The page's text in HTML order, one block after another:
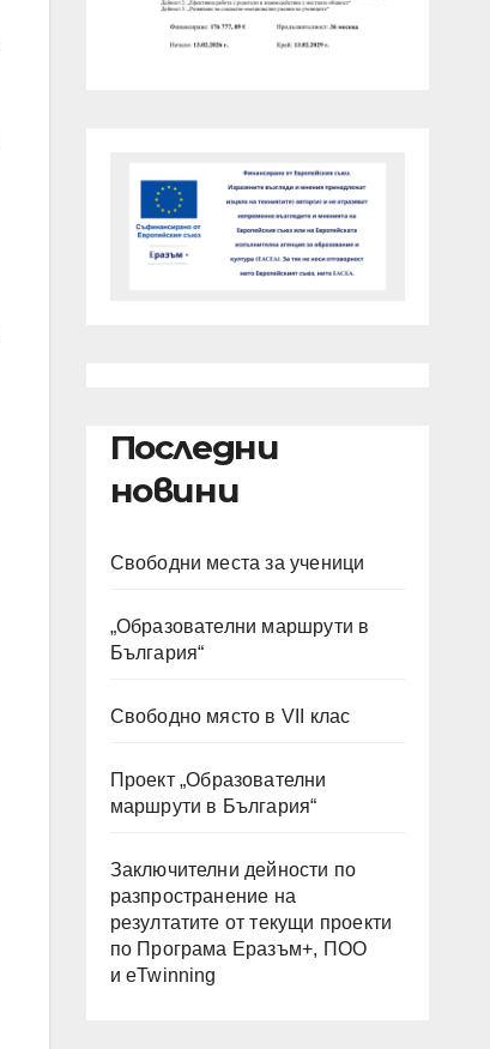
Последни
новини
Свободни места за ученици
„Образователни маршрути в
България“
Свободно място в VII клас
Проект „Образователни
маршрути в България“
Заключителни дейности по
разпространение на
резултатите от текущи проекти
по Програма Еразъм+, ПОО
и eTwinning